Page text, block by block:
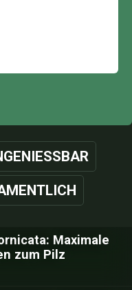
Maximale
zum Pilz